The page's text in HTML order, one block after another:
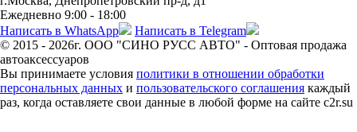
Ежедневно 9:00 - 18:00
Написать в WhatsApp
Написать в Telegram
© 2015 - 2026г. ООО "СИНО РУСС АВТО" - Оптовая продажа
автоаксессуаров
Вы принимаете условия политики в отношении обработки
персональных данных и пользовательского соглашения каждый
раз, когда оставляете свои данные в любой форме на сайте c2r.su